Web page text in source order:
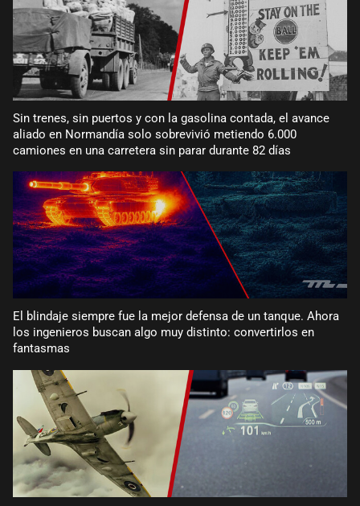
Sin trenes, sin puertos y con la gasolina contada, el avance
aliado en Normandía solo sobrevivió metiendo 6.000
camiones en una carretera sin parar durante 82 días
El blindaje siempre fue la mejor defensa de un tanque. Ahora
los ingenieros buscan algo muy distinto: convertirlos en
fantasmas